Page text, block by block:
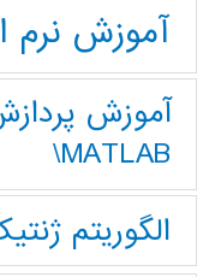
آموزش نرم
آموزش
MATLAB\
الگوریتم